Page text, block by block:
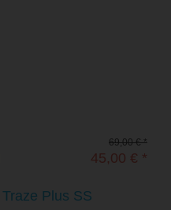
69,00 € *
45,00 € *